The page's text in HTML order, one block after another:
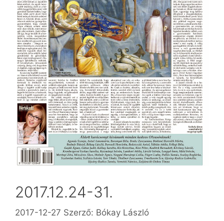
2017.12.24-31.
2017-12-27 Szerző: Bókay László